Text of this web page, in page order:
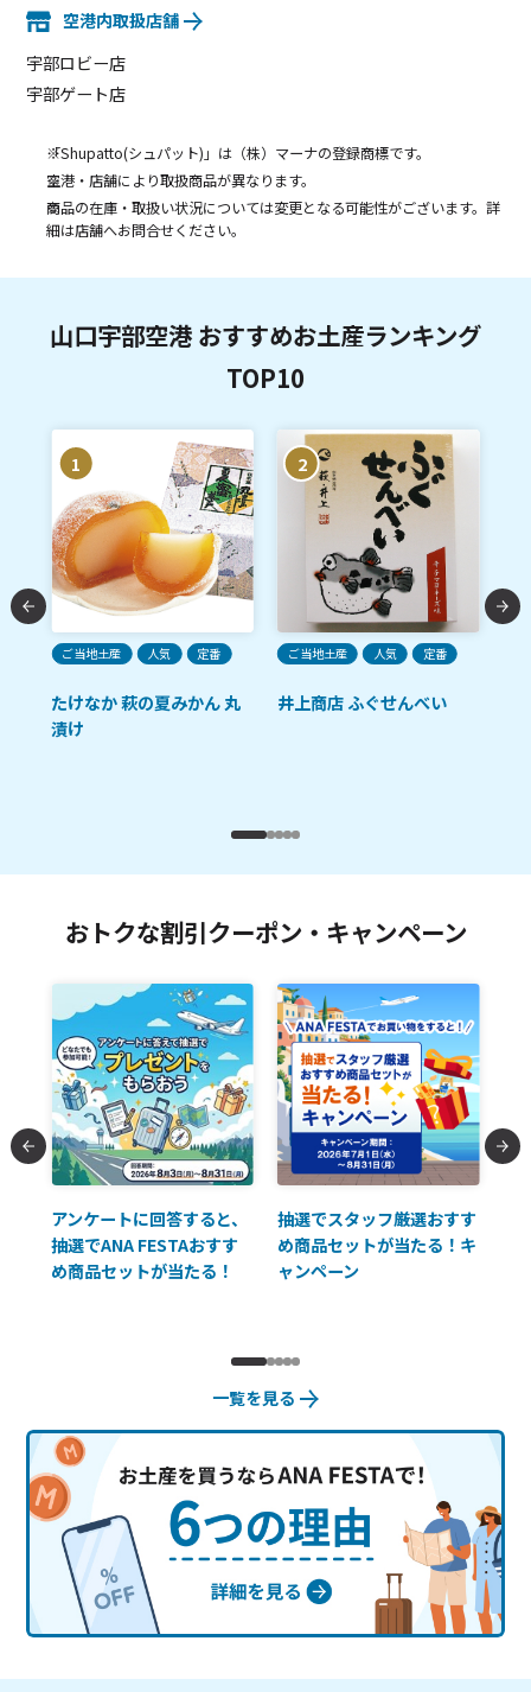
空港内取扱店舗
宇部ロビー店
宇部ゲート店
「Shupatto(シュパット)」は（株）マーナの登録商標です。
空港・店舗により取扱商品が異なります。
商品の在庫・取扱い状況については変更となる可能性がございます。詳
細は店舗へお問合せください。
山口宇部空港 おすすめお土産ランキング
TOP10
1
ご当地土産 人気 定番
たけなか 萩の夏みかん 丸
漬け
2
ご当地土産 人気 定番
井上商店 ふぐせんべい
おトクな割引クーポン・キャンペーン
アンケートに回答すると、
抽選でANA FESTAおすす
め商品セットが当たる！
抽選でスタッフ厳選おすす
め商品セットが当たる！キ
ャンペーン
一覧を見る